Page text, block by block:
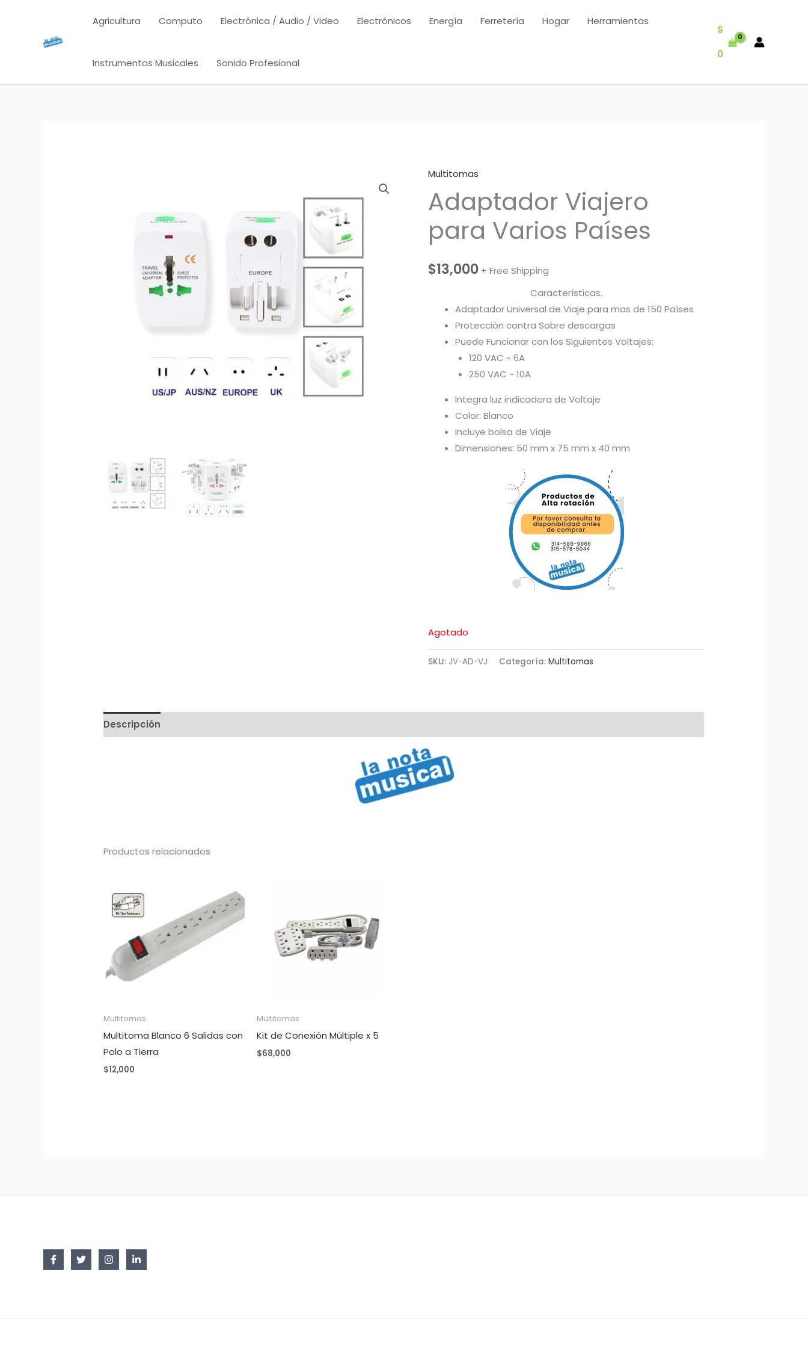
contenido
Agricultura Computo Electrónica / Audio / Video Electrónicos Energía Ferretería Hogar Herramientas
Instrumentos Musicales Sonido Profesional
$
0
Multitomas
Adaptador Viajero
para Varios Países
$13,000 + Free Shipping
Características.
Adaptador Universal de Viaje para mas de 150 Países
Protección contra Sobre descargas
Puede Funcionar con los Siguientes Voltajes:
120 VAC ~ 6A
250 VAC ~ 10A
Integra luz indicadora de Voltaje
Color: Blanco
Incluye bolsa de Viaje
Dimensiones: 50 mm x 75 mm x 40 mm
Agotado
SKU: JV-AD-VJ Categoría: Multitomas
Descripción
Productos relacionados
Multitomas
Multitoma Blanco 6 Salidas con
Polo a Tierra
$12,000
Multitomas
Kit de Conexión Múltiple x 5
$68,000